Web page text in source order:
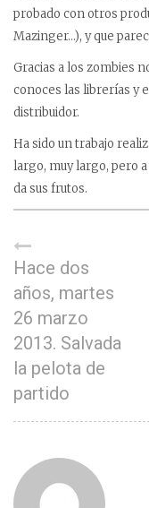
probado con otros
Mazinger…), y que
Gracias a los zombies
conoces las librerías y
distribuidor.
Ha sido un trabajo
largo, muy largo, pero
da sus frutos.
Hace dos
años, martes
26 marzo
2013. Salvada
la pelota de
partido